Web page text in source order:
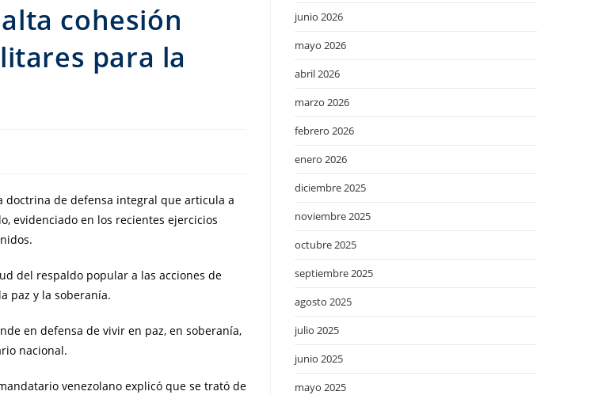
cohesión
para la
doctrina de defensa integral que articula a
evidenciado en los recientes ejercicios
del respaldo popular a las acciones de
paz y la soberanía.
en defensa de vivir en paz, en soberanía,
nacional.
venezolano explicó que se trató de
junio 2026
mayo 2026
abril 2026
marzo 2026
febrero 2026
enero 2026
diciembre 2025
noviembre 2025
octubre 2025
septiembre 2025
agosto 2025
julio 2025
junio 2025
mayo 2025